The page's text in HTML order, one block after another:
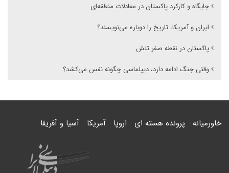
جایگاه و کارکرد پاکستان در معادلات منطقه‌ای
ایران و آمریکا، تاریخ را دوباره می‌نویسند؟
پاکستان در نقطه صفر تنش
وقتی جنگ ادامه دارد، دیپلماسی چگونه نفس می‌کشد؟
خاورمیانه پرونده هسته ای اروپا آمریکا آسیا و آفریقا